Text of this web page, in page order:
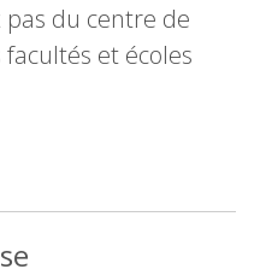
pas du centre de
et écoles